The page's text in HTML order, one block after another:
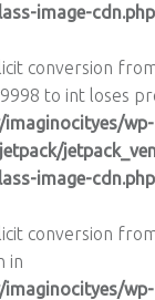
image-cdn.php
conversion
to int loses
wp-
image-cdn.php
conversion
in
wp-